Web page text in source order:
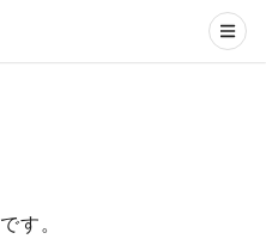
す。